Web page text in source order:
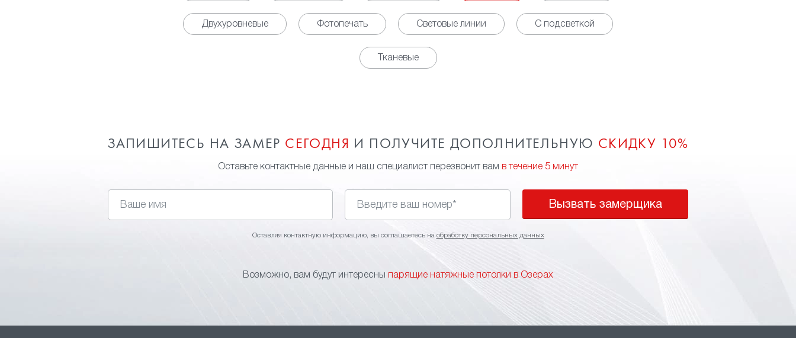
Двухуровневые Фотопечать Световые линии С подсветкой
Тканевые
ЗАПИШИТЕСЬ НА ЗАМЕР СЕГОДНЯ И ПОЛУЧИТЕ ДОПОЛНИТЕЛЬНУЮ СКИДКУ 10%
Оставьте контактные данные и наш специалист перезвонит вам в течение 5 минут
Вызвать замерщика
Оставляя контактную информацию, вы соглашаетесь на обработку персональных данных
Возможно, вам будут интересны парящие натяжные потолки в Озерах